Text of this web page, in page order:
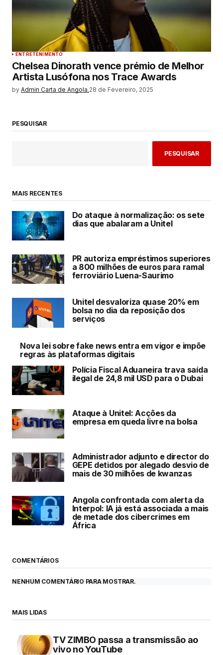
ENTRETENIMENTO
Chelsea Dinorath vence prémio de Melhor
Artista Lusófona nos Trace Awards
by Admin Carta de Angola.28 de Fevereiro, 2025
PESQUISAR
PESQUISAR
MAIS RECENTES
Do ataque à normalização: os sete
dias que abalaram a Unitel
PR autoriza empréstimos superiores
a 800 milhões de euros para ramal
ferroviário Luena-Saurimo
Unitel desvaloriza quase 20% em
bolsa no dia da reposição dos
serviços
Nova lei sobre fake news entra em vigor e impõe
regras às plataformas digitais
Polícia Fiscal Aduaneira trava saída
ilegal de 24,8 mil USD para o Dubai
Ataque à Unitel: Acções da
empresa em queda livre na bolsa
Administrador adjunto e director do
GEPE detidos por alegado desvio de
mais de 30 milhões de kwanzas
Angola confrontada com alerta da
Interpol: IA já está associada a mais
de metade dos cibercrimes em
África
COMENTÁRIOS
NENHUM COMENTÁRIO PARA MOSTRAR.
MAIS LIDAS
TV ZIMBO passa a transmissão ao
vivo no YouTube